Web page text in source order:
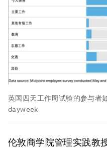
英国四天工作周试验的参与者
dayweek
伦敦商学院管理实践教